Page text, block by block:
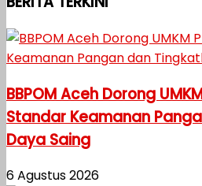
BBPOM Aceh Dorong
Standar Keamanan
Daya Saing
6 Agustus 2026